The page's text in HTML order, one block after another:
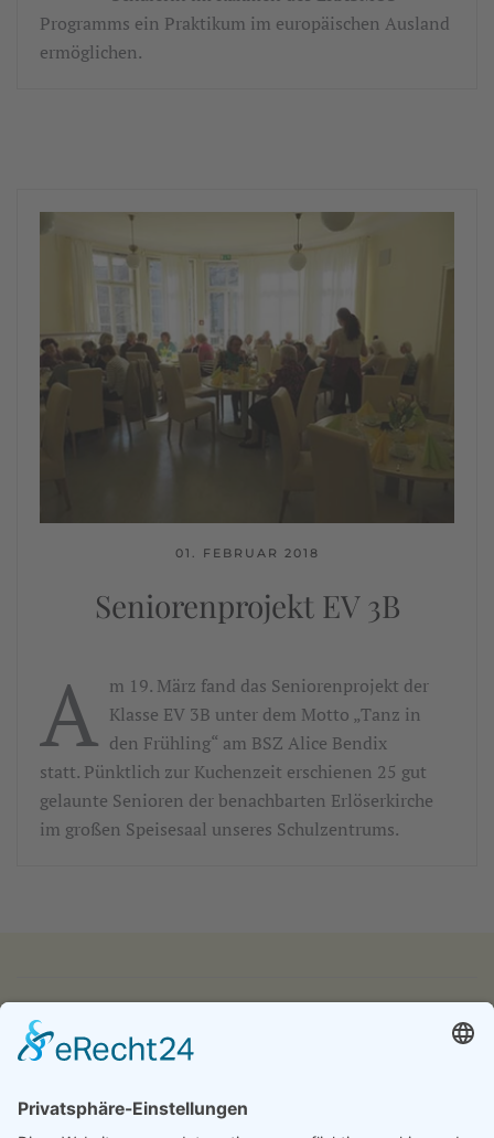
Programms ein Praktikum im europäischen Ausland
ermöglichen.
01. FEBRUAR 2018
Seniorenprojekt EV 3B
A m 19. März fand das Seniorenprojekt der
Klasse EV 3B unter dem Motto „Tanz in
den Frühling“ am BSZ Alice Bendix
statt. Pünktlich zur Kuchenzeit erschienen 25 gut
gelaunte Senioren der benachbarten Erlöserkirche
im großen Speisesaal unseres Schulzentrums.
IMPRESSUM
KONTAKT & ANFAHRT
© 2024 - Alice Bendix - Berufliches Schulzentrum der